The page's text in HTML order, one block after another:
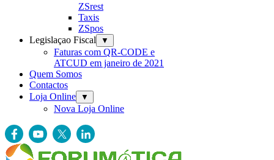
ZSrest
Taxis
ZSpos
Legislaçao Fiscal
▼
Faturas com QR-CODE e
ATCUD em janeiro de 2021
Quem Somos
Contactos
Loja Online
▼
Nova Loja Online